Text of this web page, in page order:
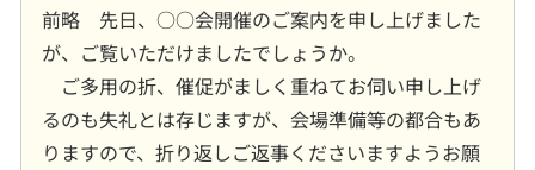
前略 先日、○○会開催のご案内を申し上げました
が、ご覧いただけましたでしょうか。
ご多用の折、催促がましく重ねてお伺い申し上げ
るのも失礼とは存じますが、会場準備等の都合もあ
りますので、折り返しご返事くださいますようお願